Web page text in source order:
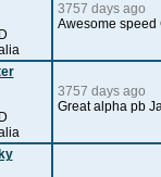
3757 days ago
Awesome
3757 days ago
Great alpha pb